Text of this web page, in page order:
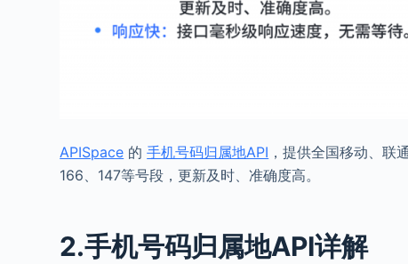
APISpace 的手机号码归属地API ，提供全国移动、联
166、147等号段，更新及时、准确度高。
2.手机号码归属地API详解